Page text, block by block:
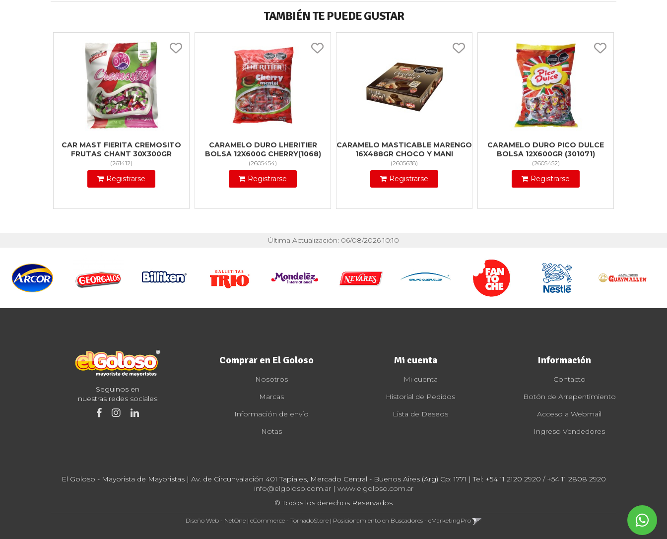
TAMBIÉN TE PUEDE GUSTAR
CAR MAST FIERITA CREMOSITO
FRUTAS CHANT 30X300GR
(261412)
Registrarse
CARAMELO DURO LHERITIER
BOLSA 12X600G CHERRY(1068)
(2605454)
Registrarse
CARAMELO MASTICABLE MARENGO
16X488GR CHOCO Y MANI
(2605638)
Registrarse
CARAMELO DURO PICO DULCE
BOLSA 12X600GR (301071)
(2605452)
Registrarse
Última Actualización: 06/08/2026 10:10
Seguinos en
nuestras redes sociales
Comprar en El Goloso
Nosotros
Marcas
Información de envío
Notas
Mi cuenta
Mi cuenta
Historial de Pedidos
Lista de Deseos
Información
Contacto
Botón de Arrepentimiento
Acceso a Webmail
Ingreso Vendedores
El Goloso - Mayorista de Mayoristas | Av. de Circunvalación 401 Tapiales, Mercado Central - Buenos Aires (Arg) Cp: 1771 | Tel: +54 11 2120 2920 / +54 11 2808 2920
info@elgoloso.com.ar| www.elgoloso.com.ar
© Todos los derechos Reservados
Diseño Web - NetOne| eCommerce - TornadoStore| Posicionamiento en Buscadores - eMarketingPro